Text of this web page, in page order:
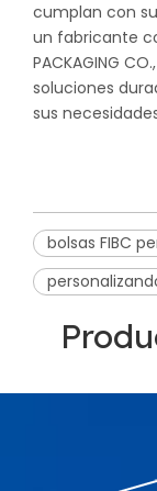
cumplan con
un fabricante
PACKAGING
soluciones
sus
bolsas FIBC